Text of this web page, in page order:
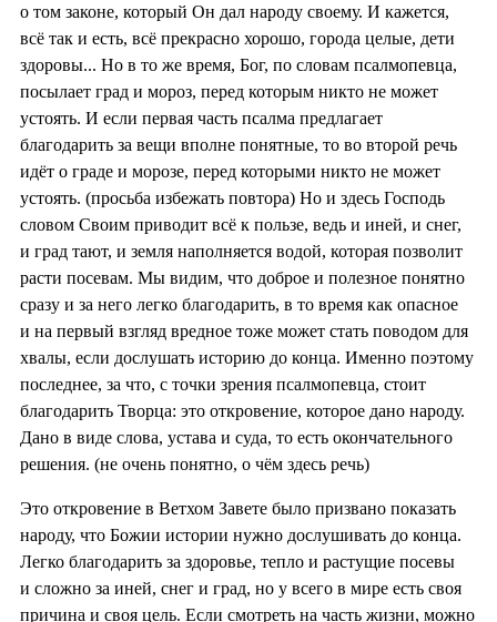
о том законе, который Он дал народу своему. И кажется,
всё так и есть, всё прекрасно хорошо, города целые, дети
здоровы... Но в то же время, Бог, по словам псалмопевца,
посылает град и мороз, перед которым никто не может
устоять. И если первая часть псалма предлагает
благодарить за вещи вполне понятные, то во второй речь
идёт о граде и морозе, перед которыми никто не может
устоять. (просьба избежать повтора) Но и здесь Господь
словом Своим приводит всё к пользе, ведь и иней, и снег,
и град тают, и земля наполняется водой, которая позволит
расти посевам. Мы видим, что доброе и полезное понятно
сразу и за него легко благодарить, в то время как опасное
и на первый взгляд вредное тоже может стать поводом для
хвалы, если дослушать историю до конца. Именно поэтому
последнее, за что, с точки зрения псалмопевца, стоит
благодарить Творца: это откровение, которое дано народу.
Дано в виде слова, устава и суда, то есть окончательного
решения. (не очень понятно, о чём здесь речь)
Это откровение в Ветхом Завете было призвано показать
народу, что Божии истории нужно дослушивать до конца.
Легко благодарить за здоровье, тепло и растущие посевы
и сложно за иней, снег и град, но у всего в мире есть своя
причина и своя цель. Если смотреть на часть жизни, можно